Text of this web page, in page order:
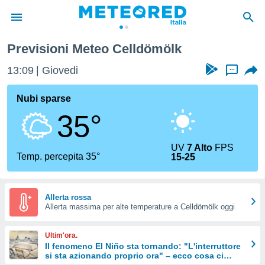
di
per
le
di
Web
le
Previsioni Meteo Celldömölk
13:09 Giovedi ...
Nubi sparse
35°
Temp. percepita 35°
UV7 Alto FPS
15-25
Allerta rossa
Allerta massima per alte temperature a Celldömölk oggi
Ultim'ora.
Il fenomeno El Niño sta tornando: "L'interruttore
si sta azionando proprio ora" – ecco cosa ci